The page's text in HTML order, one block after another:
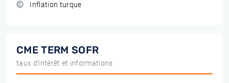
Inflation turque
CME TERM SOFR
taux d'intérêt et informations